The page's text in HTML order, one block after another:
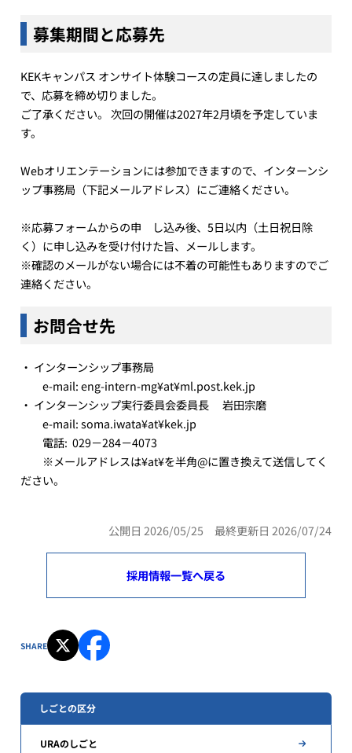
募集期間と応募先
KEKキャンパス オンサイト体験コースの定員に達しましたの
で、応募を締め切りました。
ご了承ください。 次回の開催は2027年2月頃を予定していま
す。
Webオリエンテーションには参加できますので、インターンシ
ップ事務局（下記メールアドレス）にご連絡ください。
※応募フォームからの申 し込み後、5日以内（土日祝日除
く）に申し込みを受け付けた旨、メールします。
※確認のメールがない場合には不着の可能性もありますのでご
連絡ください。
お問合せ先
・ インターンシップ事務局
e-mail: eng-intern-mg¥at¥ml.post.kek.jp
・ インターンシップ実行委員会委員長 岩田宗磨
e-mail: soma.iwata¥at¥kek.jp
電話: 029－284－4073
※メールアドレスは¥at¥を半角@に置き換えて送信してく
ださい。
公開日 2026/05/25 最終更新日 2026/07/24
採用情報一覧へ戻る
SHARE
しごとの区分
URAのしごと